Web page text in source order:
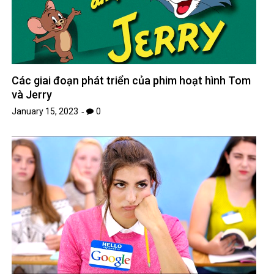
Các giai đoạn phát triển của phim hoạt hình Tom
và Jerry
January 15, 2023 0